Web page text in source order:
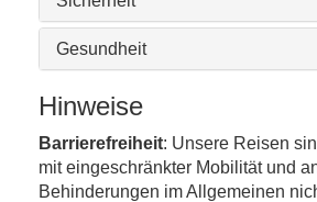
Gesundheit
Hinweise
Barrierefreiheit: Unsere Reisen
mit eingeschränkter Mobilität und
Behinderungen im Allgemeinen